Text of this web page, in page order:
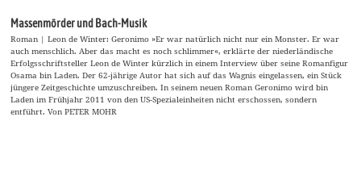
Massenmörder und Bach-Musik
Roman | Leon de Winter: Geronimo »Er war natürlich nicht nur ein Monster. Er war
auch menschlich. Aber das macht es noch schlimmer«, erklärte der niederländische
Erfolgsschriftsteller Leon de Winter kürzlich in einem Interview über seine Romanfigur
Osama bin Laden. Der 62-jährige Autor hat sich auf das Wagnis eingelassen, ein Stück
jüngere Zeitgeschichte umzuschreiben. In seinem neuen Roman Geronimo wird bin
Laden im Frühjahr 2011 von den US-Spezialeinheiten nicht erschossen, sondern
entführt. Von PETER MOHR